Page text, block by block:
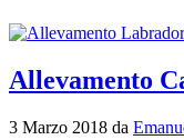
Allevamento
3 Marzo 2018 da